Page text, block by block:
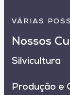
VÁRIAS
Nossos
Silvicultura
Produção e